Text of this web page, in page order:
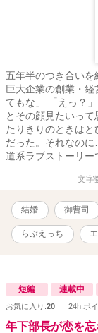
五年半のつき合い
巨大企業の創業・
てもな」 「えっ？
とその顔見たいっ
たりきりのときは
だった。それなの
道系ラブストーリー
文字
結婚 御曹司
らぶえっち
短編 連載中
お気に入り:20 24h.ポ
年下部長が恋を